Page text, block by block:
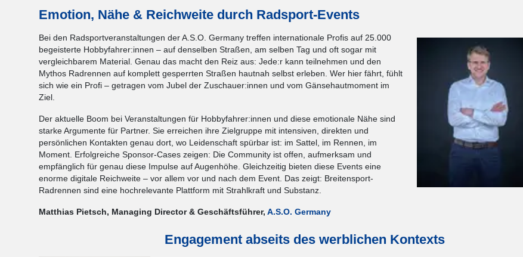
Emotion, Nähe & Reichweite durch Radsport-Events
Bei den Radsportveranstaltungen der A.S.O. Germany treffen internationale Profis auf 25.000
begeisterte Hobbyfahrer:innen – auf denselben Straßen, am selben Tag und oft sogar mit
vergleichbarem Material. Genau das macht den Reiz aus: Jede:r kann teilnehmen und den
Mythos Radrennen auf komplett gesperrten Straßen hautnah selbst erleben. Wer hier fährt, fühlt
sich wie ein Profi – getragen vom Jubel der Zuschauer:innen und vom Gänsehautmoment im
Ziel.
Der aktuelle Boom bei Veranstaltungen für Hobbyfahrer:innen und diese emotionale Nähe sind
starke Argumente für Partner. Sie erreichen ihre Zielgruppe mit intensiven, direkten und
persönlichen Kontakten genau dort, wo Leidenschaft spürbar ist: im Sattel, im Rennen, im
Moment. Erfolgreiche Sponsor-Cases zeigen: Die Community ist offen, aufmerksam und
empfänglich für genau diese Impulse auf Augenhöhe. Gleichzeitig bieten diese Events eine
enorme digitale Reichweite – vor allem vor und nach dem Event. Das zeigt: Breitensport-
Radrennen sind eine hochrelevante Plattform mit Strahlkraft und Substanz.
Matthias Pietsch, Managing Director & Geschäftsführer, A.S.O. Germany
Engagement abseits des werblichen Kontexts